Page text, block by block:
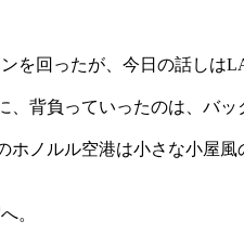
を回ったが、今日の話しは
背負っていったのは、バ
ノルル空港は小さな小屋
。